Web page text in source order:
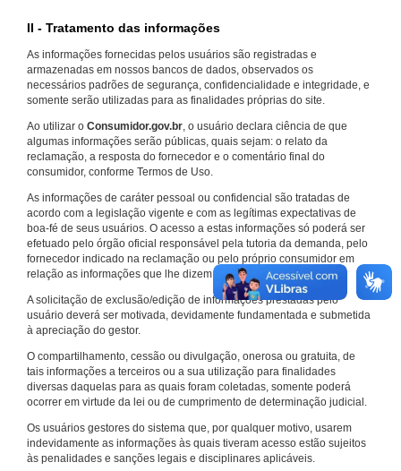
II - Tratamento das informações
As informações fornecidas pelos usuários são registradas e
armazenadas em nossos bancos de dados, observados os
necessários padrões de segurança, confidencialidade e integridade, e
somente serão utilizadas para as finalidades próprias do site.
Ao utilizar o Consumidor.gov.br, o usuário declara ciência de que
algumas informações serão públicas, quais sejam: o relato da
reclamação, a resposta do fornecedor e o comentário final do
consumidor, conforme Termos de Uso.
As informações de caráter pessoal ou confidencial são tratadas de
acordo com a legislação vigente e com as legítimas expectativas de
boa-fé de seus usuários. O acesso a estas informações só poderá ser
efetuado pelo órgão oficial responsável pela tutoria da demanda, pelo
fornecedor indicado na reclamação ou pelo próprio consumidor em
relação as informações que lhe dizem respeito.
A solicitação de exclusão/edição de informações prestadas pelo
usuário deverá ser motivada, devidamente fundamentada e submetida
à apreciação do gestor.
O compartilhamento, cessão ou divulgação, onerosa ou gratuita, de
tais informações a terceiros ou a sua utilização para finalidades
diversas daquelas para as quais foram coletadas, somente poderá
ocorrer em virtude da lei ou de cumprimento de determinação judicial.
Os usuários gestores do sistema que, por qualquer motivo, usarem
indevidamente as informações às quais tiveram acesso estão sujeitos
às penalidades e sanções legais e disciplinares aplicáveis.